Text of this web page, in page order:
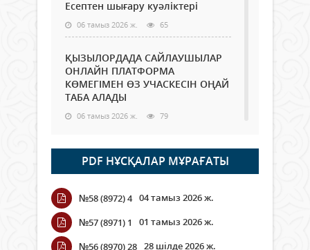
Есептен шығару куәліктері
06 тамыз 2026 ж. 65
ҚЫЗЫЛОРДАДА САЙЛАУШЫЛАР
ОНЛАЙН ПЛАТФОРМА
КӨМЕГІМЕН ӨЗ УЧАСКЕСІН ОҢАЙ
ТАБА АЛАДЫ
06 тамыз 2026 ж. 79
Open Air: Қызылорда облысы
полиция департаменті 20
мыңнан астам көрерменнің
қауіпсіздігін қамтамасыз етті
06 тамыз 2026 ж.
Wi-Fi ҚАБЫРҒА АРҚЫЛЫ ҚАЛАЙ
PDF НҰСҚАЛАР МҰРАҒАТЫ
№58 (8972) 4 04 тамыз 2026 ж.
№57 (8971) 1
01 тамыз 2026 ж.
№56 (8970) 28 28 шілде 2026 ж.